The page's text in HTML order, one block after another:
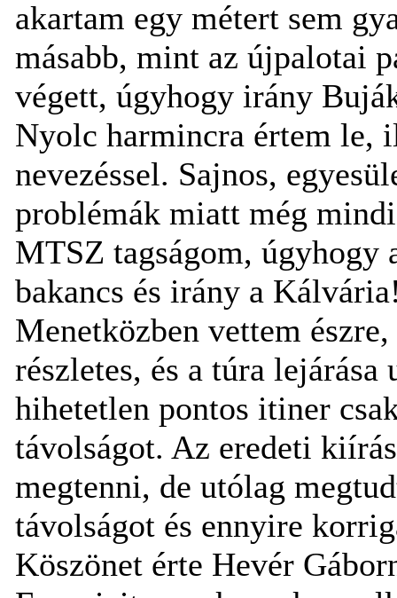
akartam egy métert sem
másabb, mint az újpalotai
végett, úgyhogy irány
Nyolc harmincra értem le,
nevezéssel. Sajnos,
problémák miatt még
MTSZ tagságom, úgyhogy
bakancs és irány a
Menetközben vettem
részletes, és a túra
hihetetlen pontos itiner
távolságot. Az eredeti
megtenni, de utólag
távolságot és ennyire
Köszönet érte Hevér